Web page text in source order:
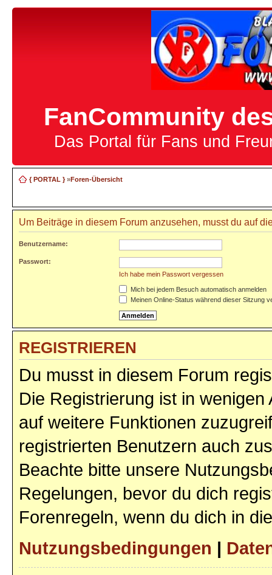
FanCommunity
Das Portal für Fans und
{ PORTAL }»Foren-Übersicht
Um Beiträge in diesem Forum anzusehen, musst du auf
Benutzername:
Passwort:
Ich habe mein Passwort vergessen
Mich bei jedem Besuch automatisch anmelden
Meinen Online-Status während dieser Sitzung
REGISTRIEREN
Du musst in diesem Forum
Die Registrierung ist in
auf weitere Funktionen
registrierten Benutzern auch
Beachte bitte unsere
Regelungen, bevor du dich
Forenregeln, wenn du dich in
Nutzungsbedingungen |